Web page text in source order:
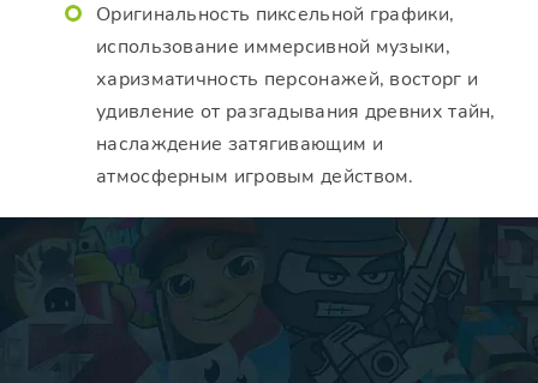
Оригинальность пиксельной графики,
использование иммерсивной музыки,
харизматичность персонажей, восторг и
удивление от разгадывания древних тайн,
наслаждение затягивающим и
атмосферным игровым действом.